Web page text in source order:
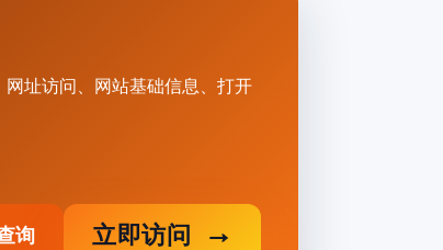
址访问、网站基础信息、打开
询 立即访问